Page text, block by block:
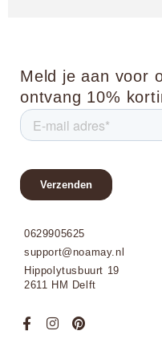
Meld je aan voor
ontvang 10%
0629905625
support@noamay.nl
Hippolytusbuurt 19
2611 HM Delft